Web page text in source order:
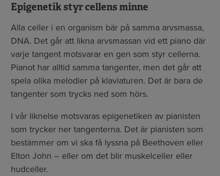
Epigenetik styr cellens minne
Alla celler i en organism bär på samma arvsmassa,
DNA. Det går att likna arvsmassan vid ett piano där
varje tangent motsvarar en gen som styr cellerna.
Pianot har alltid samma tangenter, men det går att
spela olika melodier på klaviaturen. Det är bara de
tangenter som trycks ned som hörs.
I vår liknelse motsvaras epigenetiken av pianisten
som trycker ner tangenterna. Det är pianisten som
bestämmer om vi ska få lyssna på Beethoven eller
Elton John – eller om det blir muskelceller eller
hudceller.